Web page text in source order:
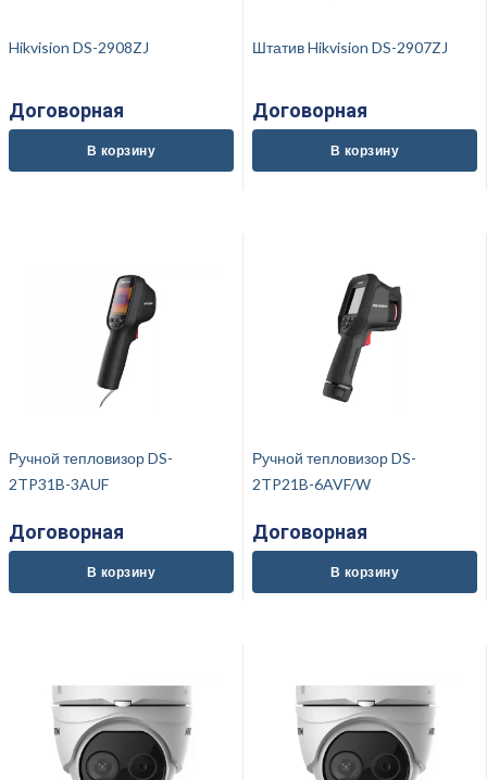
Hikvision DS-2908ZJ
Договорная
В корзину
Штатив Hikvision DS-2907ZJ
Договорная
В корзину
Ручной тепловизор DS-
2TP31B-3AUF
Договорная
В корзину
Ручной тепловизор DS-
2TP21B-6AVF/W
Договорная
В корзину